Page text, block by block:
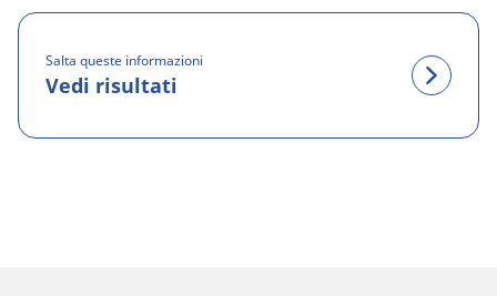
Salta queste informazioni
Vedi risultati